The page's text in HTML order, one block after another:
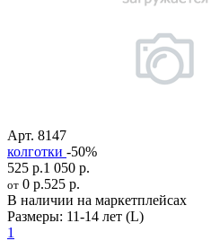
Арт. 8147
колготки -50%
525 р.1 050 р.
от 0 р.525 р.
В наличии на маркетплейсах
Размеры: 11-14 лет (L)
1